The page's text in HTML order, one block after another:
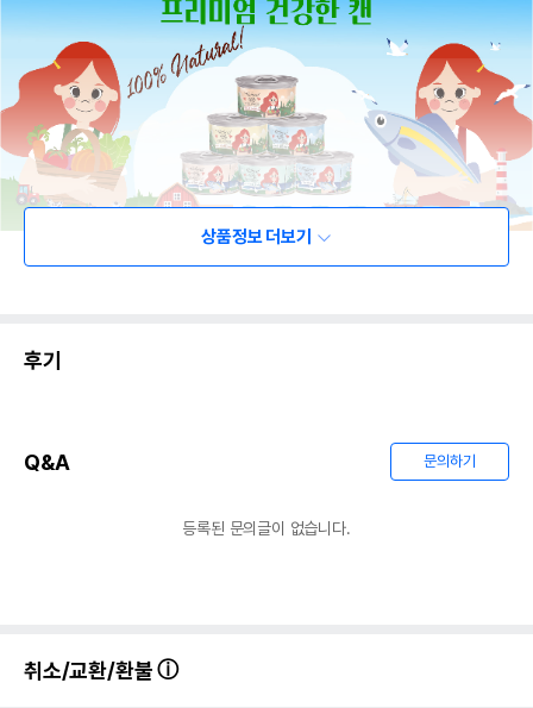
상품정보 더보기
후기
Q&A 문의하기
등록된 문의글이 없습니다.
취소/교환/환불